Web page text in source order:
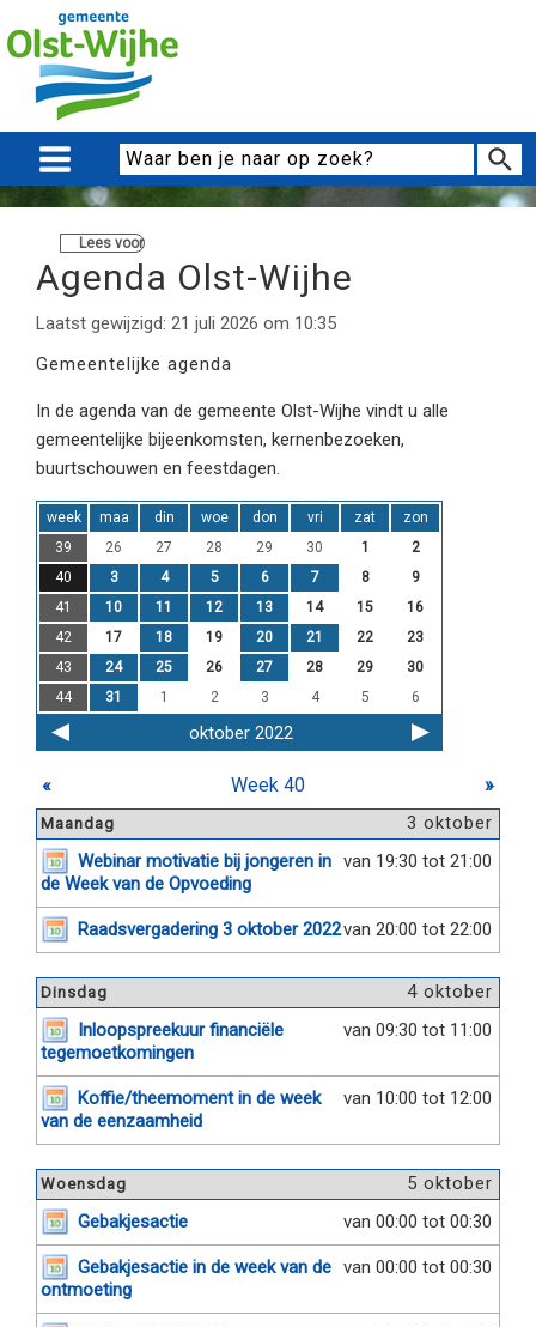
Lees voor
Agenda Olst-Wijhe
Laatst gewijzigd: 21 juli 2026 om 10:35
Gemeentelijke agenda
In de agenda van de gemeente Olst-Wijhe vindt u alle
gemeentelijke bijeenkomsten, kernenbezoeken,
buurtschouwen en feestdagen.
week maa din woe don vri zat
zon
39
26 27 28 29 30 1
2
40
3 4 5 6 7 8
9
41
10 11 12 13 14 15
16
42
17 18 19 20 21 22
23
43
24 25 26 27 28 29
30
44
31 1 2 3 4 5 6
oktober 2022
« Week 40 »
3 oktober
Maandag
van 19:30 tot 21:00
Webinar motivatie bij jongeren in
de Week van de Opvoeding
van 20:00 tot 22:00
Raadsvergadering 3 oktober 2022
4 oktober
Dinsdag
van 09:30 tot 11:00
Inloopspreekuur financiële
tegemoetkomingen
van 10:00 tot 12:00
Koffie/theemoment in de week
van de eenzaamheid
5 oktober
Woensdag
van 00:00 tot 00:30
Gebakjesactie
van 00:00 tot 00:30
Gebakjesactie in de week van de
ontmoeting